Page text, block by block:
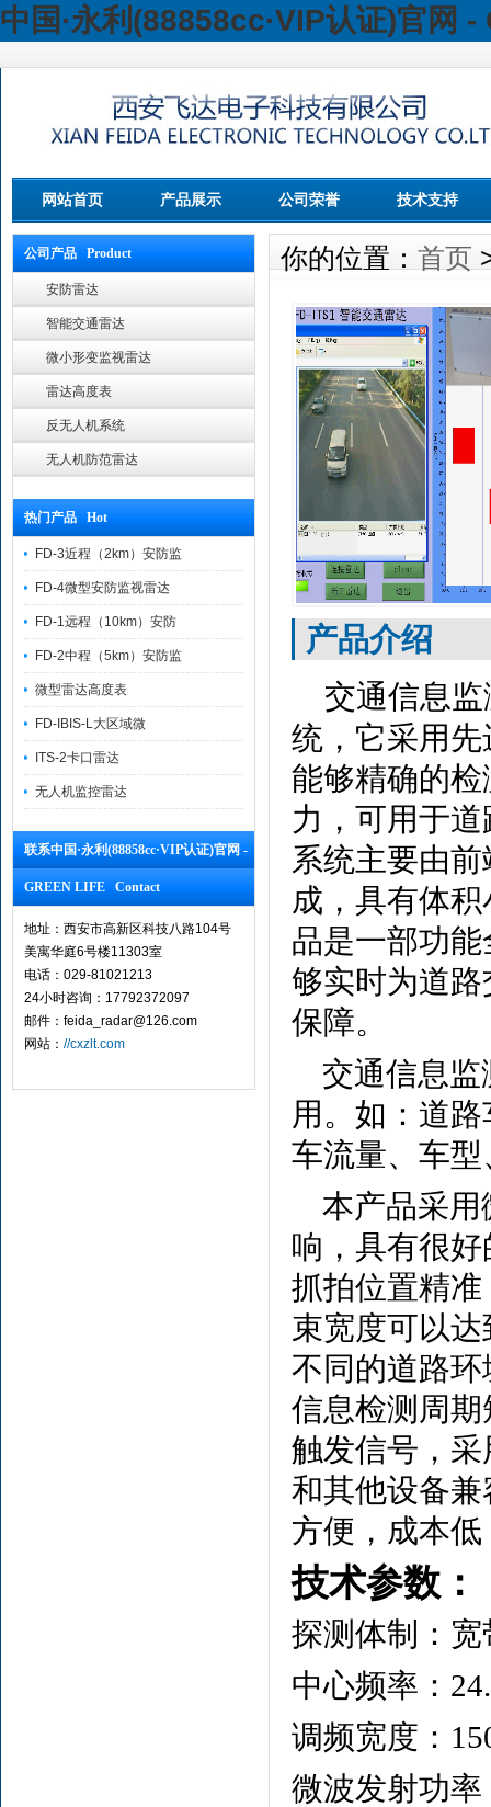
中国·永利(88858cc·VIP认证)官网
网站首页 产品展示 公司荣誉 技术支持
公司产品 Product
安防雷达
智能交通雷达
微小形变监视雷达
雷达高度表
反无人机系统
无人机防范雷达
热门产品 Hot
FD-3近程（2km）安防监
FD-4微型安防监视雷达
FD-1远程（10km）安防
FD-2中程（5km）安防监
微型雷达高度表
FD-IBIS-L大区域微
ITS-2卡口雷达
无人机监控雷达
联系中国·永利(88858cc·VIP认证)官网 -
GREEN LIFE Contact
地址：西安市高新区科技八路104号
美寓华庭6号楼11303室
电话：029-81021213
24小时咨询：17792372097
邮件：feida_radar@126.com
网站： //cxzlt.com
你的位置： 首页
产品介绍
交通信息
统，它采用
能够精确的
力，可用于
系统主要由
成，具有体
品是一部功
够实时为道
保障。
交通信息
用。如：道
车流量、车
本产品采
响，具有很
抓拍位置精
束宽度可以达
不同的道路
信息检测周
触发信号，采
和其他设备
方便，成本
技术参数：
探测体制：
中心频率：
调频宽度：
微波发射功